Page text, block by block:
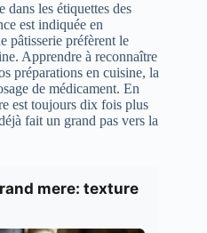
les étiquettes des
est indiquée en
pâtisserie préfèrent le
Apprendre à reconnaître
préparations en cuisine, la
de médicament. En
est toujours dix fois plus
fait un grand pas vers la
mere: texture